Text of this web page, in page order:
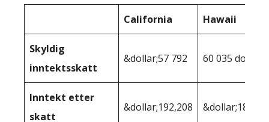
California Hawaii
Skyldig
inntektsskatt
&dollar;57 792 60 035 dollar
Inntekt etter
skatt
&dollar;192,208 &dollar;189